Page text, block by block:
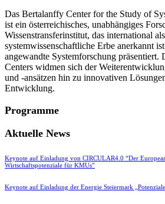
Das Bertalanffy Center for the Study of
ist ein österreichisches, unabhängiges
Wissenstransferinstitut, das international
systemwissenschaftliche Erbe anerkannt
angewandte Systemforschung präsentiert.
Centers widmen sich der
und -ansätzen hin zu innovativen
Entwicklung.
Programme
Aktuelle News
Keynote auf Einladung von CIRCULAR4.0 “Der
Wirtschaftspotenziale für KMUs”
Keynote auf Einladung der Energie Steiermark